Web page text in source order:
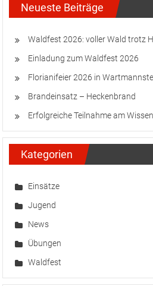
Neueste Beiträge
Waldfest 2026: voller Wald trotz
Einladung zum Waldfest 2026
Florianifeier 2026 in
Brandeinsatz – Heckenbrand
Erfolgreiche Teilnahme am
Kategorien
Einsätze
Jugend
News
Übungen
Waldfest